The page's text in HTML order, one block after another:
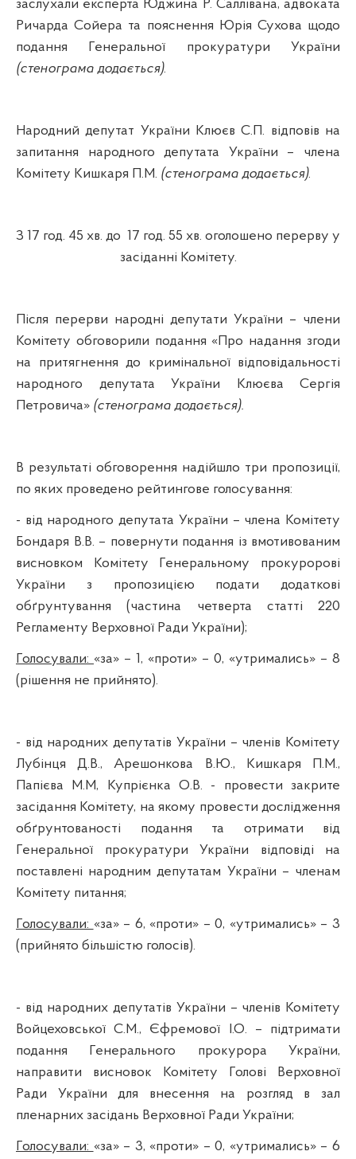
заслухали експерта Юджина Р. Саллівана, адвоката
РичардаСойера та пояснення Юрія Сухова щодо
подання Генеральної прокуратури України
(стенограма додається).
Народний депутат України Клюєв С.П. відповів на
запитання народного депутата України – члена
Комітету Кишкаря П.М. (стенограма додається).
З 17 год. 45 хв. до 17 год. 55 хв. оголошено перерву у
засіданні Комітету.
Після перерви народні депутати України – члени
Комітету обговорили подання «Про надання згоди
на притягнення до кримінальної відповідальності
народного депутата України Клюєва Сергія
Петровича» (стенограма додається).
В результаті обговорення надійшло три пропозиції,
по яких проведено рейтингове голосування:
- від народного депутата України – члена Комітету
Бондаря В.В. – повернути подання із вмотивованим
висновком Комітету Генеральному прокуророві
України з пропозицією подати додаткові
обґрунтування (частина четверта статті 220
Регламенту Верховної Ради України);
Голосували: «за» – 1, «проти» – 0, «утримались» – 8
(рішення не прийнято).
- від народних депутатів України – членів Комітету
Лубінця Д.В.,Арешонкова В.Ю., Кишкаря П.М.,
Папієва М.М, Купрієнка О.В. - провести закрите
засідання Комітету, на якому провести дослідження
обґрунтованості подання та отримати від
Генеральної прокуратури України відповіді на
поставлені народним депутатам України – членам
Комітету питання;
Голосували: «за» – 6, «проти» – 0, «утримались» – 3
(прийнято більшістю голосів).
- від народних депутатів України – членів Комітету
Войцеховської С.М., Єфремової І.О. – підтримати
подання Генерального прокурора України,
направити висновок Комітету Голові Верховної
Ради України для внесення на розгляд в зал
пленарних засідань Верховної Ради України;
Голосували: «за» – 3, «проти» – 0, «утримались» – 6